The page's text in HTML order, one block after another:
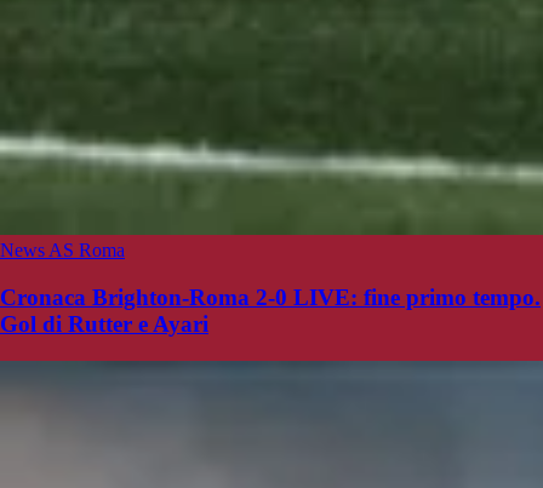
News AS Roma
Cronaca Brighton-Roma 2-0 LIVE: fine primo tempo.
Gol di Rutter e Ayari